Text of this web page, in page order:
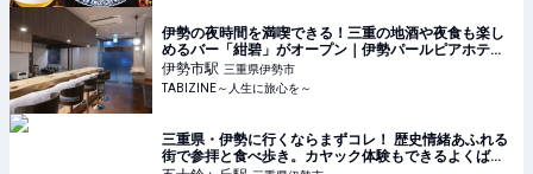
伊勢の夜時間を満喫できる！三重の地酒や夜食も楽し
めるバー「紺碧」がオープン｜伊勢パールピアホテル |
TABIZINE～人生に旅心を～
伊勢市駅 三重県伊勢市
TABIZINE～人生に旅心を～
三重県・伊勢に行くならまずコレ！ 歴史情緒あふれる
街で参拝と食べ歩き。カヤック体験もできるよくばり